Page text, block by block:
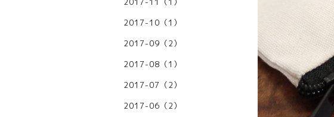
2017-10（1）
2017-09（2）
2017-08（1）
2017-07（2）
2017-06（2）